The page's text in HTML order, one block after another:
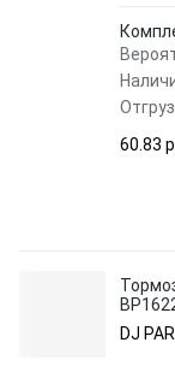
60.83 p.
DJ